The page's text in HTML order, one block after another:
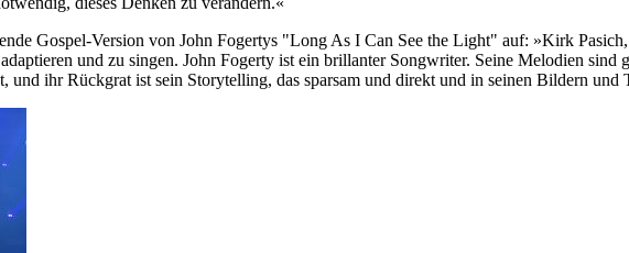
Gospel-Version von John Fogertys "Long As I Can See the Light" auf: »Kirk
und zu singen. John Fogerty ist ein brillanter Songwriter. Seine Melodien
und ihr Rückgrat ist sein Storytelling, das sparsam und direkt und in seinen Bildern